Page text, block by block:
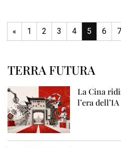
« 1 2 3 4 5 6 7
TERRA FUTURA
La Cina
l’era dell’IA